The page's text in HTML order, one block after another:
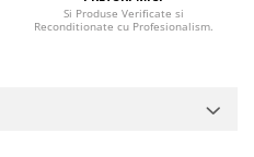
Si Produse Verificate si
Reconditionate cu Profesionalism.